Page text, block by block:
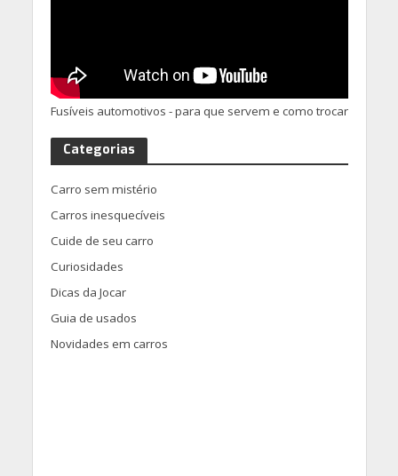
Fusíveis automotivos - para que servem e como trocar
Categorias
Carro sem mistério
Carros inesquecíveis
Cuide de seu carro
Curiosidades
Dicas da Jocar
Guia de usados
Novidades em carros